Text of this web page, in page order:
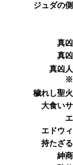
ジュダの
真
真
真凶
※
穢れし聖
大食い
エドウ
持たざ
紳